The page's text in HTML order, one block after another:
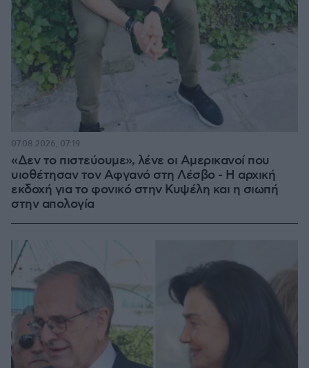
«Δεν το πιστεύουμε», λένε οι Αμερικανοί που
υιοθέτησαν τον Αφγανό στη Λέσβο - Η αρχική
εκδοχή για το φονικό στην Κυψέλη και η σιωπή
στην απολογία
07.08.2026, 07:19